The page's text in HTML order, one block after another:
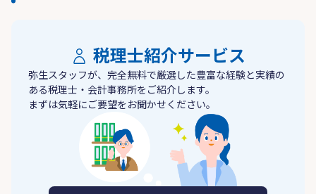
税理士紹介サービス
弥生スタッフが、完全無料で厳選した豊富な経験と実績の
ある税理士・会計事務所をご紹介します。
まずは気軽にご要望をお聞かせください。